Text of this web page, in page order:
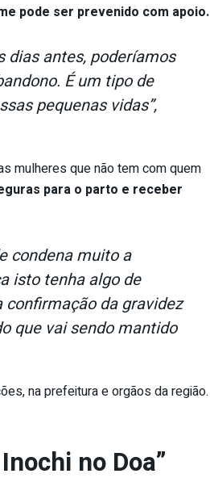
pode ser prevenido com apoio.
dias antes, poderíamos
É um tipo de
pequenas vidas”,
mulheres que não tem com quem
para o parto e receber
condena muito a
isto tenha algo de
confirmação da gravidez
que vai sendo mantido
na prefeitura e orgãos da região.
no Doa”